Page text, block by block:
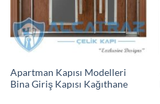
Apartman Kapısı Modelleri
Bina Giriş Kapısı Kağıthane